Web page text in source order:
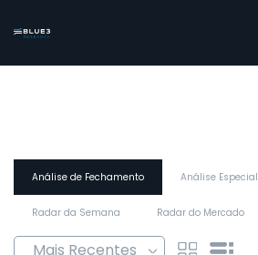
Análise de Fechamento Análise Especial
Radar da Semana Radar do Mercado